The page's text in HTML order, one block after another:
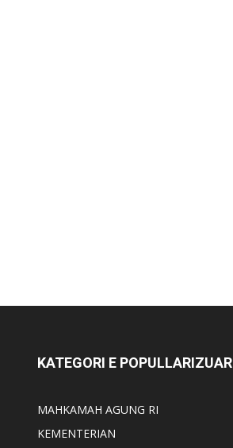
KATEGORI E POPULLARIZUAR
MAHKAMAH AGUNG RI
KEMENTERIAN